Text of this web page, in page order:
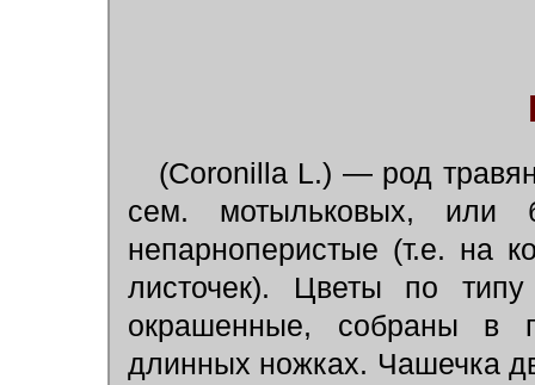
(Coronilla L.) — род
сем. мотыльковых, или
непарноперистые (т.е. на
листочек). Цветы по
окрашенные, собраны в
длинных ножках. Чашечка